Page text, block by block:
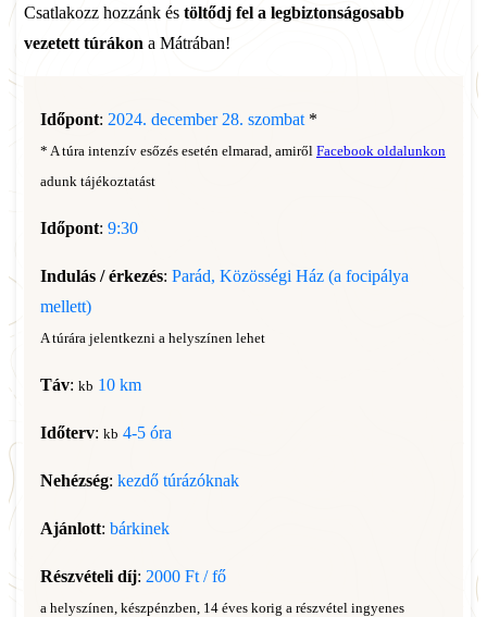
Csatlakozz hozzánk és töltődj fel a legbiztonságosabb
vezetett túrákon a Mátrában!
Időpont: 2024. december 28. szombat *
* A túra intenzív esőzés esetén elmarad, amiről Facebook oldalunkon
adunk tájékoztatást
Időpont: 9:30
Indulás / érkezés: Parád, Közösségi Ház (a focipálya
mellett)
A túrára jelentkezni a helyszínen lehet
Táv: kb 10 km
Időterv: kb 4-5 óra
Nehézség: kezdő túrázóknak
Ajánlott: bárkinek
Részvételi díj: 2000 Ft / fő
a helyszínen, készpénzben, 14 éves korig a részvétel ingyenes